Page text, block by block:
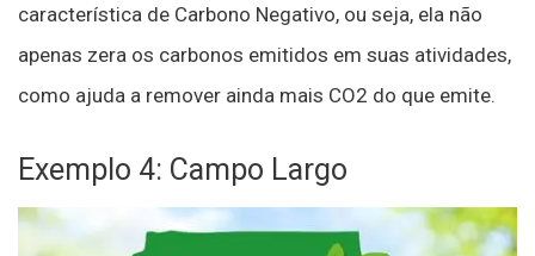
característica de Carbono Negativo, ou seja, ela não
apenas zera os carbonos emitidos em suas atividades,
como ajuda a remover ainda mais CO2 do que emite.
Exemplo 4: Campo Largo